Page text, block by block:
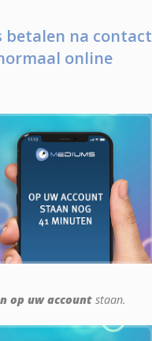
betalen na contact
online
op uw account staan.